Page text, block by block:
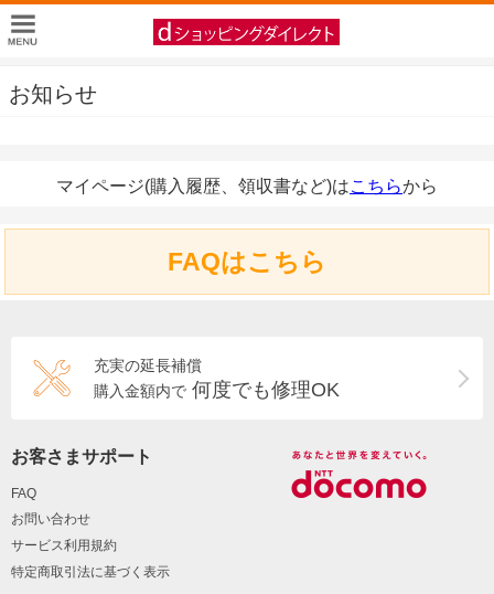
お知らせ
マイページ(購入履歴、領収書など)はこちらから
FAQはこちら
充実の延長補償
購入金額内で 何度でも修理OK
お客さまサポート
FAQ
お問い合わせ
サービス利用規約
特定商取引法に基づく表示